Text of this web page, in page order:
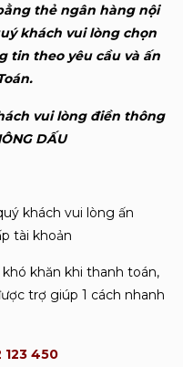
thẻ ngân hàng nội
khách vui lòng chọn
tin theo yêu cầu và ấn
vui lòng điền thông
DẤU
khách vui lòng ấn
tài khoản
khăn khi thanh toán,
trợ giúp 1 cách nhanh
450